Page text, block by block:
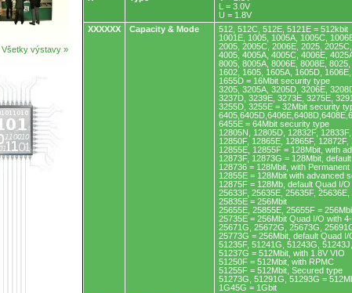
Všetky výstavy »
L = 3.0V
U = 1.8V
XXXXXX
Capacity & Mode
512, 512C, 512E, 5121E = 512kbit
1001E, 1005, 1005A, 1005C,
2005, 2005C, 2006E, 2025,
4005, 4005A, 4005C, 4006E,
8005, 8005A, 8006E, 8008E,
1602, 1605, 1605A, 1605D,
1655D = 16Mbit security type
3205, 3205A, 3205D, 3206E,
3237D, 3239E, 3273E, 3275E,
3255D, 3255E = 32Mbit security
6455E = 64Mbit security type
12805N, 12805D, 12832F,
12850F, 12865E, 12865F,
12855E, 12855F = 128Mbit, with
12873F, 12873G = 128Mbit,
128736 = 128Mbit, with Permanent
12855E = 128Mbit with advanced
12875F = 128Mb, default Quad I/O
25633F, 25635E, 25635F,
25835E = 256Mbit
25655E, 25855E, 25655F =
25735E = 256Mbit Quad I/O with
25671G, 25672G, 25673G,
25773G = 256Mbit, default Quad
51235F, 51241G, 51243G,
51237G = 512Mbit, with 1.8V VIO
51250F = 512Mbit, with RPMC
51255F = 512Mbit, Secured type
51273G, 51291G, 51293G =
1G45G = 1Gbit